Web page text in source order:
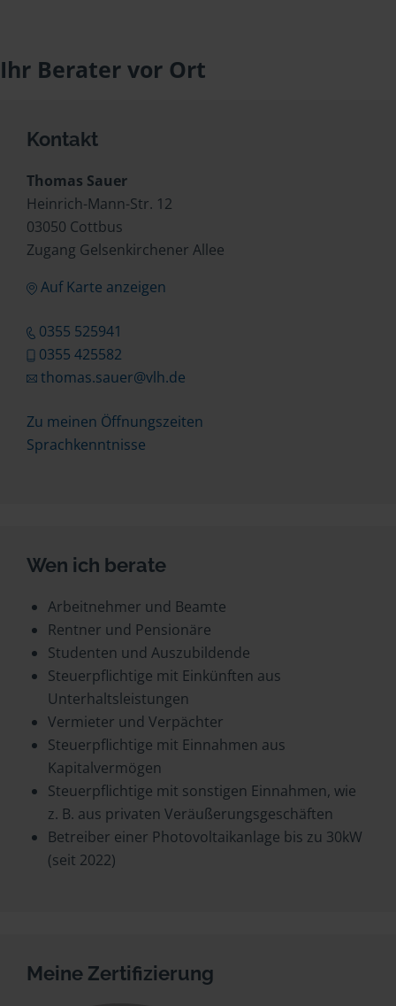
Ihr Berater vor Ort
Kontakt
Thomas Sauer
Heinrich-Mann-Str. 12
03050 Cottbus
Zugang Gelsenkirchener Allee
Auf Karte anzeigen
0355 525941
0355 425582
thomas.sauer@vlh.de
Zu meinen Öffnungszeiten
Sprachkenntnisse
Wen ich berate
Arbeitnehmer und Beamte
Rentner und Pensionäre
Studenten und Auszubildende
Steuerpflichtige mit Einkünften aus
Unterhaltsleistungen
Vermieter und Verpächter
Steuerpflichtige mit Einnahmen aus
Kapitalvermögen
Steuerpflichtige mit sonstigen Einnahmen, wie
z. B. aus privaten Veräußerungsgeschäften
Betreiber einer Photovoltaikanlage bis zu 30kW
(seit 2022)
Meine Zertifizierung